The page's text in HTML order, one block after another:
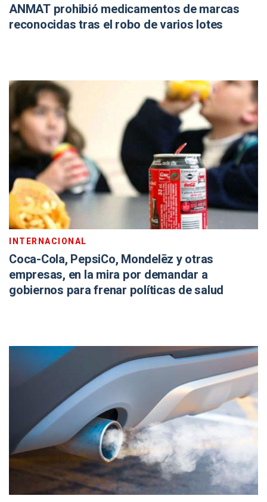
ANMAT prohibió medicamentos de marcas
reconocidas tras el robo de varios lotes
INTERNACIONAL
Coca-Cola, PepsiCo, Mondelēz y otras
empresas, en la mira por demandar a
gobiernos para frenar políticas de salud